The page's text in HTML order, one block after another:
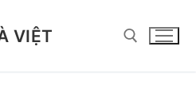
VIỆT